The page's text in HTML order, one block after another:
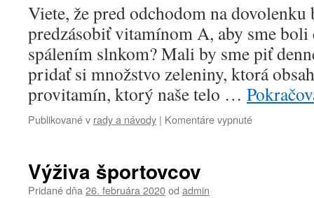
Viete, že pred odchodom na dovolenku
predzásobiť vitamínom A, aby sme boli
spálením slnkom? Mali by sme piť
pridať si množstvo zeleniny, ktorá
provitamín, ktorý naše telo …
Publikované v rady a návody | Komentáre vypnuténa
Výživa športovcov
Pridané dňa 26. februára 2020od admin